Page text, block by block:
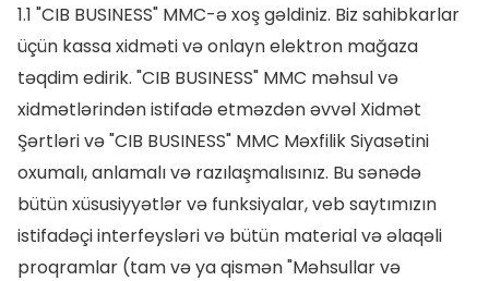
1.1 "CIB BUSINESS" MMC-ə xoş gəldiniz. Biz sahibkarlar
üçün kassa xidməti və onlayn elektron mağaza
təqdim edirik. "CIB BUSINESS" MMC məhsul və
xidmətlərindən istifadə etməzdən əvvəl Xidmət
Şərtləri və "CIB BUSINESS" MMC Məxfilik Siyasətini
oxumalı, anlamalı və razılaşmalısınız. Bu sənədə
bütün xüsusiyyətlər və funksiyalar, veb saytımızın
istifadəçi interfeysləri və bütün material və əlaqəli
proqramlar (tam və ya qismən "Məhsullar və